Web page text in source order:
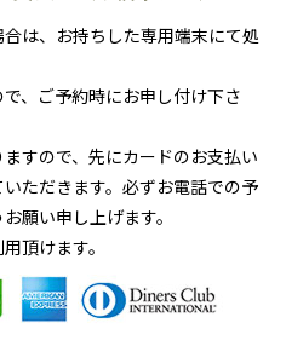
は、お持ちした専用端末にて処
、ご予約時にお申し付け下さ
すので、先にカードのお支払い
ただきます。必ずお電話での予
願い申し上げます。
頂けます。